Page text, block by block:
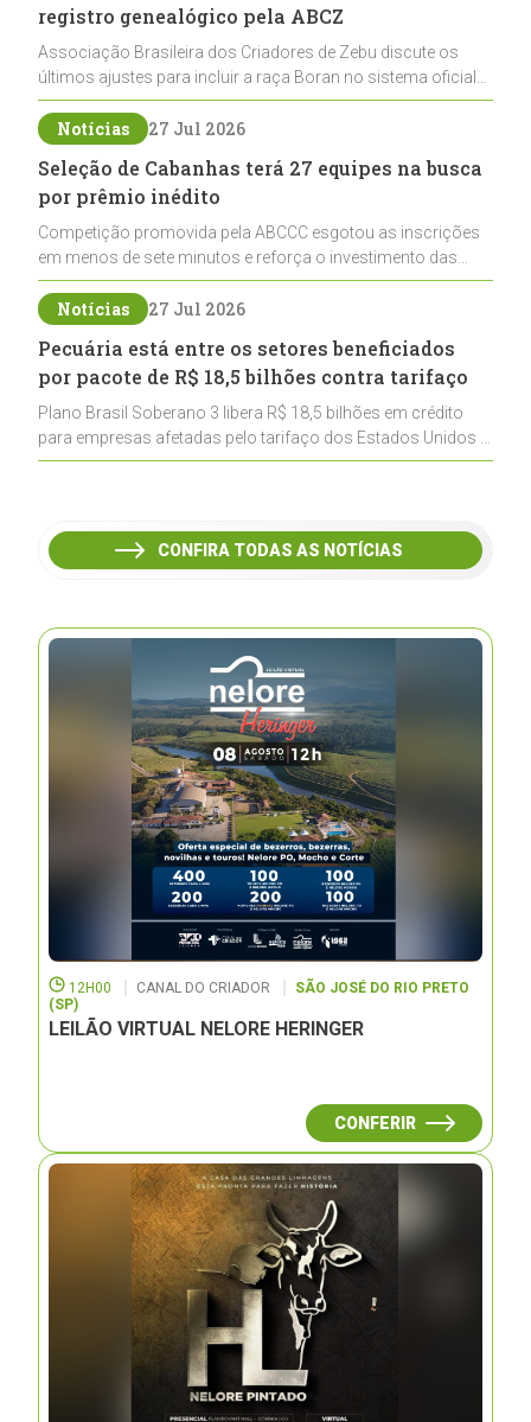
registro genealógico pela ABCZ
Associação Brasileira dos Criadores de Zebu discute os
últimos ajustes para incluir a raça Boran no sistema oficial
de registros, abrindo caminho para sua expansão na
pecuária nacional
Notícias 27 Jul 2026
Seleção de Cabanhas terá 27 equipes na busca
por prêmio inédito
Competição promovida pela ABCCC esgotou as inscrições
em menos de sete minutos e reforça o investimento das
cabanhas na seleção genética de Cavalos Crioulos voltados
ao laço
Notícias 27 Jul 2026
Pecuária está entre os setores beneficiados
por pacote de R$ 18,5 bilhões contra tarifaço
Plano Brasil Soberano 3 libera R$ 18,5 bilhões em crédito
para empresas afetadas pelo tarifaço dos Estados Unidos e
inclui a pecuária entre os setores estratégicos
CONFIRA TODAS AS NOTÍCIAS
12H00 CANAL DO CRIADOR
SÃO JOSÉ DO RIO PRETO
(SP)
LEILÃO VIRTUAL NELORE HERINGER
CONFERIR